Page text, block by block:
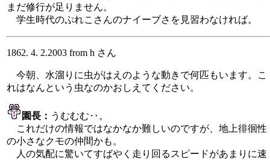
まだ修行が足りません。
学生時代のぷれこさんのナイーブさを見習わなければ。
1862. 4. 2.2003 from h さん
今朝、水溜りに虫がはえのような動きで何匹もいます。こ
れはなんという虫なのかおしえてください。
園長： うむむむ‥。
これだけの情報ではなかなか難しいのですが、地上徘徊性
の小さなクモの仲間かも。
人の気配に驚いてすばやく走り回るスピードがあまりに速